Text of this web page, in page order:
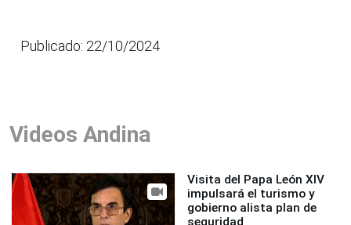
Publicado: 22/10/2024
Videos Andina
Visita del Papa León XIV
impulsará el turismo y
gobierno alista plan de
seguridad